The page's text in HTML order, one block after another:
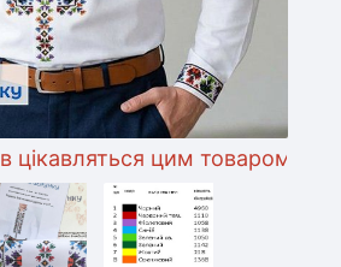
цим товаром